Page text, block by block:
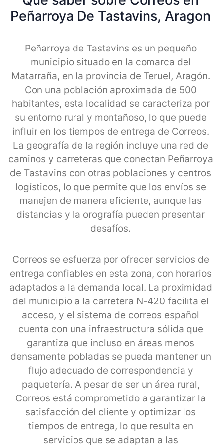
Peñarroya De Tastavins, Aragon
Peñarroya de Tastavins es un pequeño
municipio situado en la comarca del
Matarraña, en la provincia de Teruel, Aragón.
Con una población aproximada de 500
habitantes, esta localidad se caracteriza por
su entorno rural y montañoso, lo que puede
influir en los tiempos de entrega de Correos.
La geografía de la región incluye una red de
caminos y carreteras que conectan Peñarroya
de Tastavins con otras poblaciones y centros
logísticos, lo que permite que los envíos se
manejen de manera eficiente, aunque las
distancias y la orografía pueden presentar
desafíos.
Correos se esfuerza por ofrecer servicios de
entrega confiables en esta zona, con horarios
adaptados a la demanda local. La proximidad
del municipio a la carretera N-420 facilita el
acceso, y el sistema de correos español
cuenta con una infraestructura sólida que
garantiza que incluso en áreas menos
densamente pobladas se pueda mantener un
flujo adecuado de correspondencia y
paquetería. A pesar de ser un área rural,
Correos está comprometido a garantizar la
satisfacción del cliente y optimizar los
tiempos de entrega, lo que resulta en
servicios que se adaptan a las